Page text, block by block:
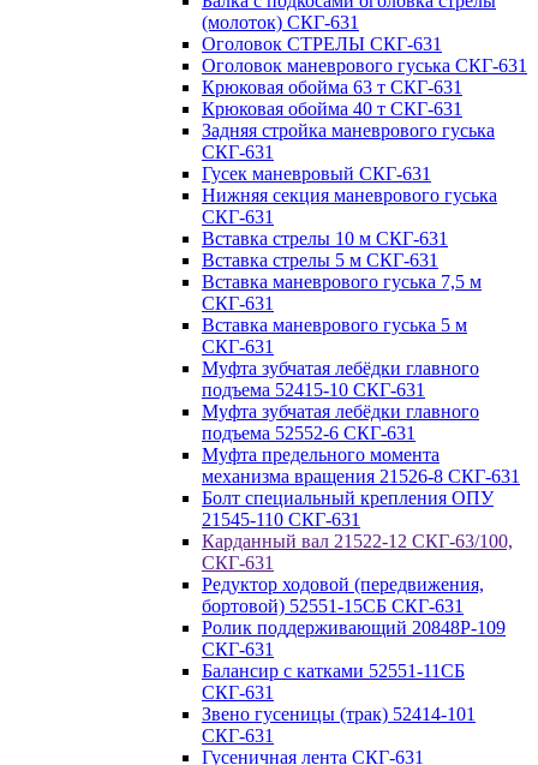
(молоток) СКГ-631
Оголовок СТРЕЛЫ СКГ-631
Оголовок маневрового гуська СКГ-631
Крюковая обойма 63 т СКГ-631
Крюковая обойма 40 т СКГ-631
Задняя стройка маневрового гуська
СКГ-631
Гусек маневровый СКГ-631
Нижняя секция маневрового гуська
СКГ-631
Вставка стрелы 10 м СКГ-631
Вставка стрелы 5 м СКГ-631
Вставка маневрового гуська 7,5 м
СКГ-631
Вставка маневрового гуська 5 м
СКГ-631
Муфта зубчатая лебёдки главного
подъема 52415-10 СКГ-631
Муфта зубчатая лебёдки главного
подъема 52552-6 СКГ-631
Муфта предельного момента
механизма вращения 21526-8 СКГ-631
Болт специальный крепления ОПУ
21545-110 СКГ-631
Карданный вал 21522-12 СКГ-63/100,
СКГ-631
Редуктор ходовой (передвижения,
бортовой) 52551-15СБ СКГ-631
Ролик поддерживающий 20848Р-109
СКГ-631
Балансир с катками 52551-11СБ
СКГ-631
Звено гусеницы (трак) 52414-101
СКГ-631
Гусеничная лента СКГ-631